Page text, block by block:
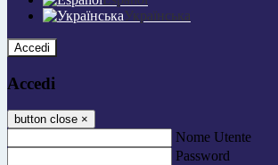
Українська
Accedi
Accedi
button close ×
Nome Utente
Password